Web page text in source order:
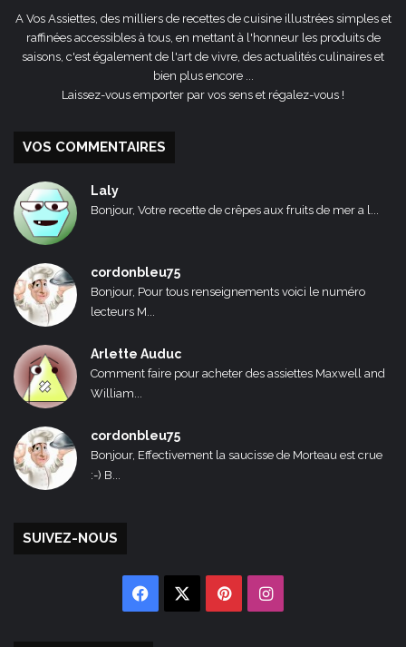
A Vos Assiettes, des milliers de recettes de cuisine illustrées simples et
raffinées accessibles à tous, en mettant à l'honneur les produits de
saisons, c'est également de l'art de vivre, des actualités culinaires et
bien plus encore ...
Laissez-vous emporter par vos sens et régalez-vous !
VOS COMMENTAIRES
Laly
Bonjour, Votre recette de crêpes aux fruits de mer a l...
cordonbleu75
Bonjour, Pour tous renseignements voici le numéro
lecteurs M...
Arlette Auduc
Comment faire pour acheter des assiettes Maxwell and
William...
cordonbleu75
Bonjour, Effectivement la saucisse de Morteau est crue
:-) B...
SUIVEZ-NOUS
Facebook PinterestInstagram